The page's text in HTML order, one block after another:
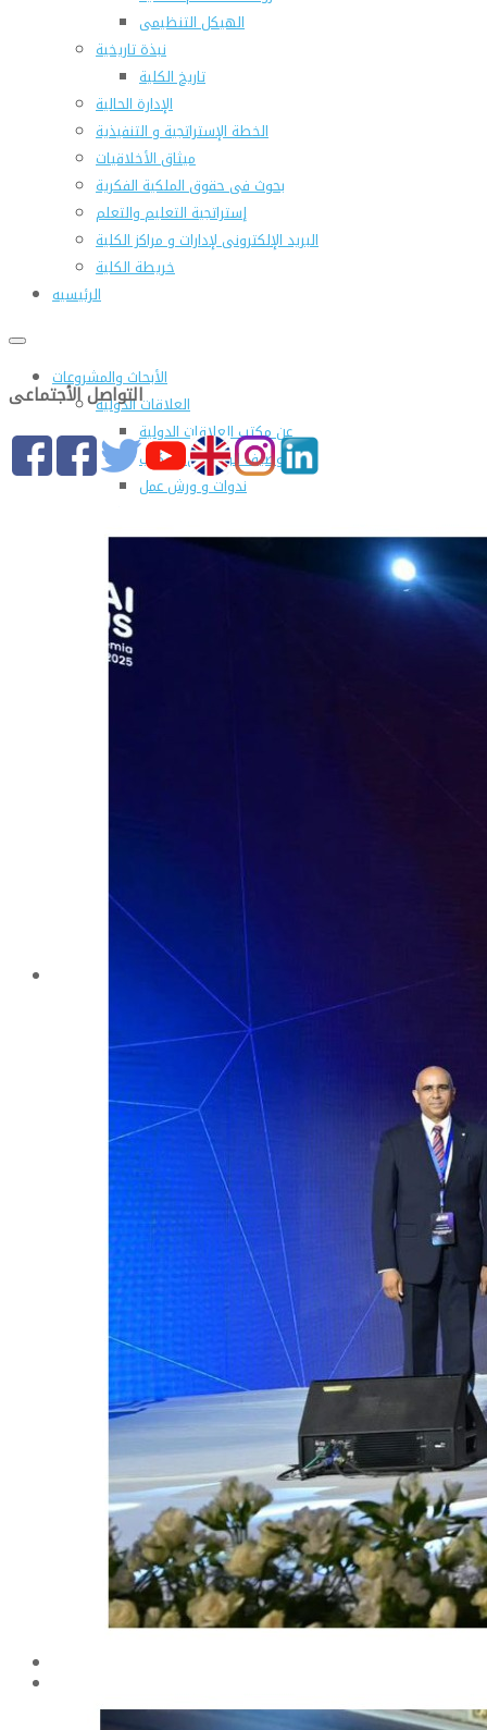
الهيكل التنظيمى
نبذة تاريخية
تاريخ الكلية
الإدارة الحالية
الخطة الإستراتجية و التنفيذية
ميثاق الأخلاقيات
بحوث فى حقوق الملكية الفكرية
إستراتجية التعليم والتعلم
البريد الإلكترونى لإدارات و مراكز الكلية
خريطة الكلية
الرئيسيه
الأبحاث والمشروعات
العلاقات الدولية
عن مكتب العلاقات الدولية
التوصيف الوظيفى للمكتب
ندوات و ورش عمل
الإنجازات العلمية والبحثية
قطاع البحوث والخطة البحثية
الإتفاقيات العلمية
قواعد البيانات العالمية للأبحاث
البحث فى مقتنيات المكتبات
معمل الكشف عن الأغذية المحاورة وراثيا
معامل الكيمياء وتحليل المياة
وحدات التطوير بالكلية
وحدة ضمان الجودة
عن الوحدة
أنشطة الوحدة
الهيكل الادارى للوحدة
رسالة و أهداف الوحدة
سياسة الجودة المتكاملة
وحدة الخدمات الإلكترونية
التعليم الإلكترونى
وحدة التعليم الإلكترونى
التسجيل فى وحدة التعليم الالكترونى
المراكز ذات الطابع الخاص
مركز الإرشاد الزراعي والتدريب
مركز الإستشارات الزراعية
مركز إستصلاح وتنمية الأراضى الصحراوية
مركز بحوث ودراسات التنمية الريفية (CRDRS)
مركز تكنولوجيا الإنتاج الزراعي
مركز خـدمـات الدواجن
مركز الدراسات الإقتصادية الزراعية
مركز دراسات نُظم معلومات ماشية اللبن
مركز مبيدات الآفات
مطبعة كلية الزراعة
وحدة الهندسة الزراعية للدراسات والإستشارات الفنية
الورش الإنتاجية
التعليم والطلاب
التواصل الأجتماعى